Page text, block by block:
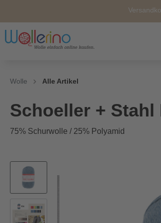
Wolle
Ersatz
Alle
Wolle Alle Artikel
Schoeller + Stahl
75% Schurwolle / 25% Polyamid